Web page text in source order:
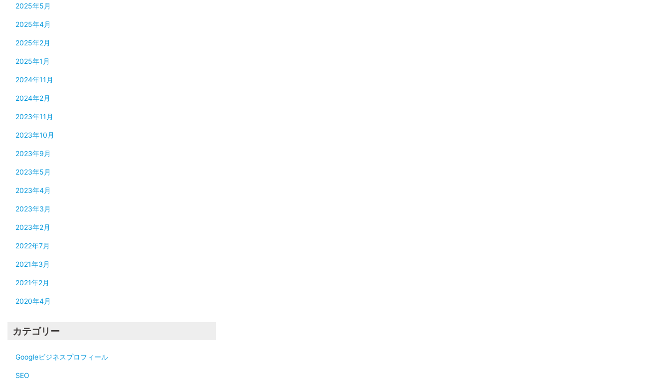
2025年5月
2025年4月
2025年2月
2025年1月
2024年11月
2024年2月
2023年11月
2023年10月
2023年9月
2023年5月
2023年4月
2023年3月
2023年2月
2022年7月
2021年3月
2021年2月
2020年4月
カテゴリー
Googleビジネスプロフィール
SEO